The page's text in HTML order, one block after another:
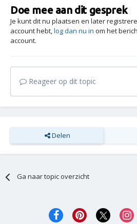
Doe mee aan dit gesprek
Je kunt dit nu plaatsen en later
account hebt,log dan nu in om het
account.
Reageer op dit topic
Delen
Ga naar topic overzicht